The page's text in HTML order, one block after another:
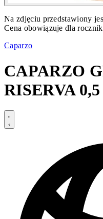
Na zdjęciu przedstawiony
Cena obowiązuje dla
Caparzo
CAPARZO
RISERVA